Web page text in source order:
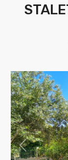
NOSTRA
SERVIZI
CONTATTI
Vendita
Scegli
dove
cercare
Provincia